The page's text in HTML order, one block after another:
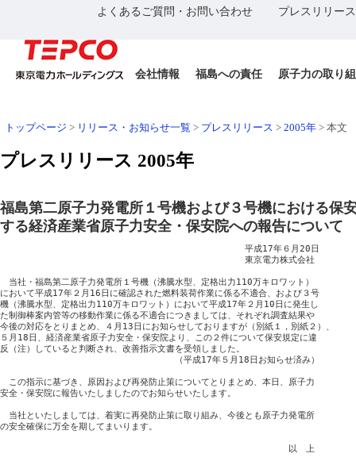
よくあるご質問・お問い合わせ プレスリリー
会社情報 福島への責任 原子力の取り
トップページ > リリース・お知らせ一覧 > プレスリリース > 2005年 > 本文
プレスリリース 2005年
福島第二原子力発電所１号機および３号機における保
する経済産業省原子力安全・保安院への報告について
平成17年６月20日
東京電力株式会社
当社・福島第二原子力発電所１号機（沸騰水型、定格出力110万キロワット）
において平成17年２月16日に確認された燃料装荷作業に係る不適合、および３号
機（沸騰水型、定格出力110万キロワット）において平成17年２月10日に発生し
た制御棒案内管等の移動作業に係る不適合につきましては、それぞれ調査結果や
今後の対応をとりまとめ、４月13日にお知らせしておりますが（別紙１，別紙２）、
５月18日、経済産業省原子力安全・保安院より、この２件について保安規定に違
反（注）していると判断され、改善指示文書を受領しました。
（平成17年５月18日お知らせ済み）
この指示に基づき、原因および再発防止策についてとりまとめ、本日、原子力
安全・保安院に報告いたしましたのでお知らせいたします。
当社といたしましては、着実に再発防止策に取り組み、今後とも原子力発電所
の安全確保に万全を期してまいります。
以　上